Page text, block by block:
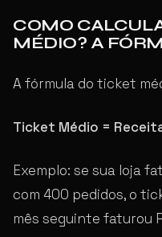
COMO
MÉDIO? A
A fórmula do ticket
Ticket Médio =
Exemplo: se sua loja
com 400 pedidos, o
mês seguinte faturou